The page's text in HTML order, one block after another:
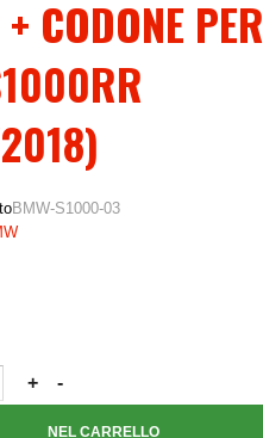
CODONE PER
BMW-S1000-03